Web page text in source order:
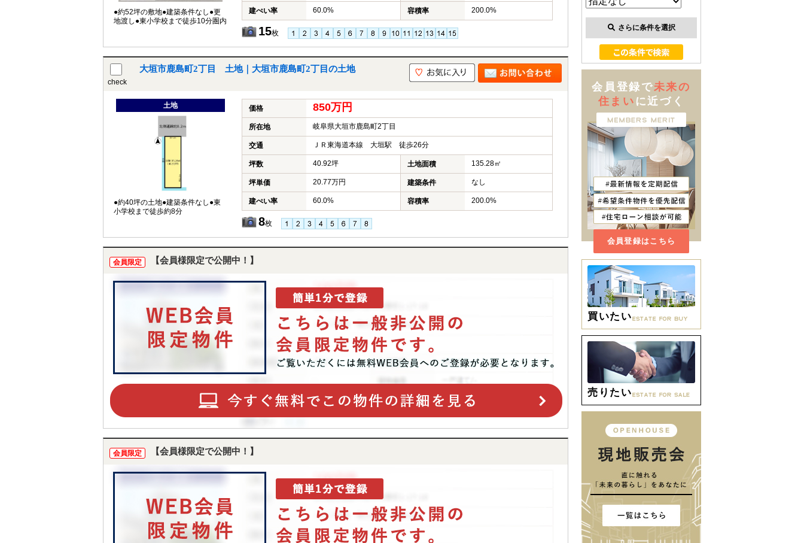
●約52坪の敷地●建築条件なし●更
地渡し●東小学校まで徒歩10分圏内
建ぺい率 60.0% 容積率 200.0%
15枚
check
大垣市鹿島町2丁目 土地｜大垣市鹿島町2丁目の土地
土地
●約40坪の土地●建築条件なし●東
小学校まで徒歩約8分
価格 850万円
所在地 岐阜県大垣市鹿島町2丁目
交通 ＪＲ東海道本線 大垣駅 徒歩26分
坪数 40.92坪 土地面積 135.28㎡
坪単価 20.77万円 建築条件 なし
建ぺい率 60.0% 容積率 200.0%
8枚
会員限定 【会員様限定で公開中！】
会員限定 【会員様限定で公開中！】
さらに条件を選択
会員登録で未来の
住まい に近づく
会員登録はこちら
買いたい
売りたい